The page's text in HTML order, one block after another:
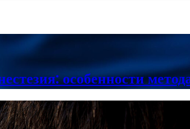
особенности